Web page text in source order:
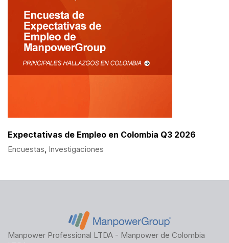
Expectativas de Empleo en Colombia Q3 2026
Encuestas, Investigaciones
Manpower Professional LTDA - Manpower de Colombia